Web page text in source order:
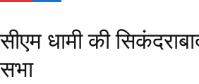
सीएम धामी की
सभा